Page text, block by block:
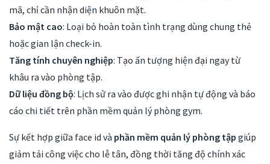
mã, chỉ cần nhận diện khuôn mặt.
Bảo mật cao: Loại bỏ hoàn toàn tình trạng dùng chung thẻ
hoặc gian lận check-in.
Tăng tính chuyên nghiệp: Tạo ấn tượng hiện đại ngay từ
khâu ra vào phòng tập.
Dữ liệu đồng bộ: Lịch sử ra vào được ghi nhận tự động và báo
cáo chi tiết trên phần mềm quản lý phòng gym.
Sự kết hợp giữa face id và phần mềm quản lý phòng tập giúp
giảm tải công việc cho lễ tân, đồng thời tăng độ chính xác